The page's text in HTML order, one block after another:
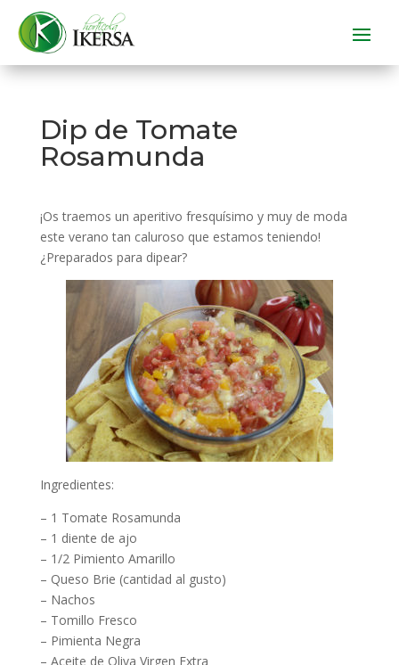
Dip de Tomate
Rosamunda
¡Os traemos un aperitivo fresquísimo y muy de moda
este verano tan caluroso que estamos teniendo!
¿Preparados para dipear?
Ingredientes:
– 1 Tomate Rosamunda
– 1 diente de ajo
– 1/2 Pimiento Amarillo
– Queso Brie (cantidad al gusto)
– Nachos
– Tomillo Fresco
– Pimienta Negra
– Aceite de Oliva Virgen Extra